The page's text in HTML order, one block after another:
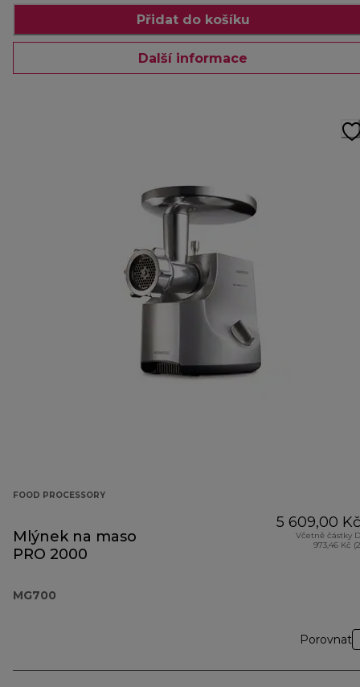
Přidat do košíku
Další informace
FOOD PROCESSORY
Mlýnek na maso
PRO 2000
MG700
5 609,00 Kč
Včetně částky
973,46 Kč
Porovnat